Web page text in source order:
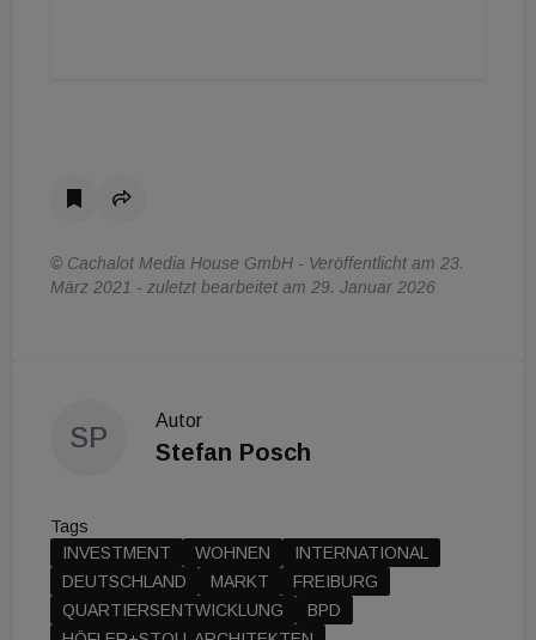
© Cachalot Media House GmbH - Veröffentlicht am 23.
März 2021 - zuletzt bearbeitet am 29. Januar 2026
SP
Autor
Stefan Posch
Tags
INVESTMENT
WOHNEN
INTERNATIONAL
DEUTSCHLAND
MARKT
FREIBURG
QUARTIERSENTWICKLUNG
BPD